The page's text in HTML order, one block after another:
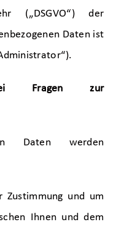
(„DSGVO“) der
Daten ist
bei Fragen zur
Daten werden
und um
Ihnen und dem